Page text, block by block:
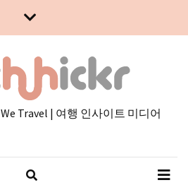
Travel | 여행 인사이트 미디어